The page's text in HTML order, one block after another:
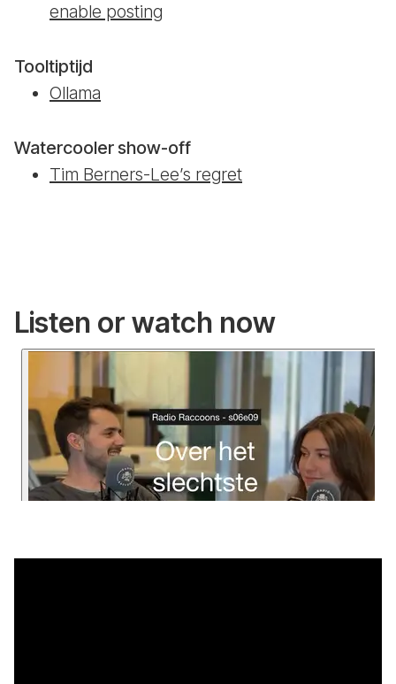
enable posting
Tooltiptijd
Ollama
Watercooler show-off
Tim Berners-Lee’s regret
Listen or watch now